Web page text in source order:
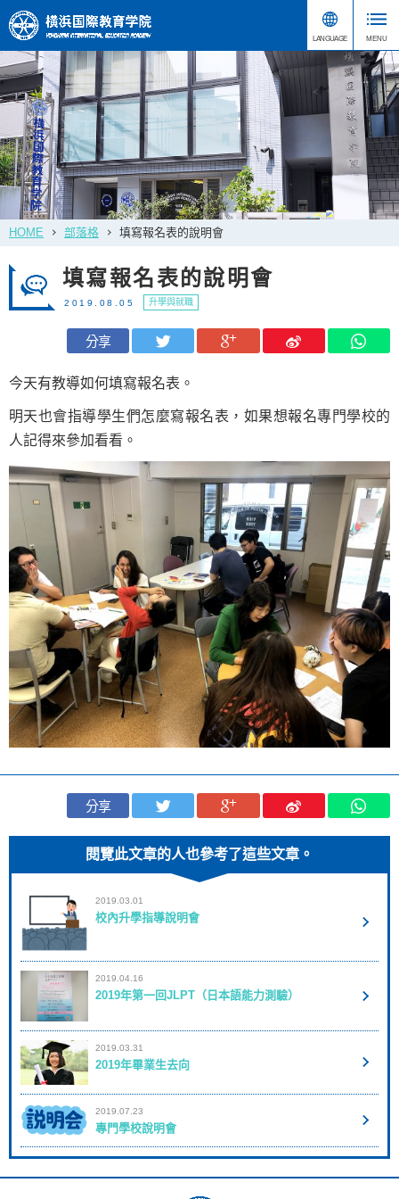
HOME 部落格 填寫報名表的說明會
填寫報名表的說明會
2019.08.05 升學與就職
分享
今天有教導如何填寫報名表。
明天也會指導學生們怎麼寫報名表，如果想報名專門學校的
人記得來參加看看。
分享
閱覽此文章的人也參考了這些文章。
2019.03.01
校內升學指導說明會
2019.04.16
2019年第一回JLPT（日本語能力測驗）
2019.03.31
2019年畢業生去向
2019.07.23
專門學校說明會